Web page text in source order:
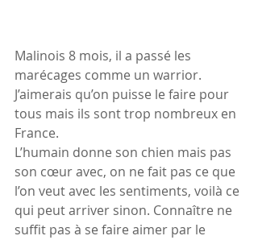
Malinois 8 mois, il a passé les
marécages comme un warrior.
J’aimerais qu’on puisse le faire pour
tous mais ils sont trop nombreux en
France.
L’humain donne son chien mais pas
son cœur avec, on ne fait pas ce que
l’on veut avec les sentiments, voilà ce
qui peut arriver sinon. Connaître ne
suffit pas à se faire aimer par le